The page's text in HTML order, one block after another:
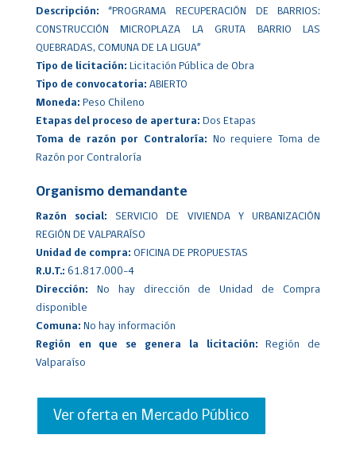
Descripción: “PROGRAMA RECUPERACIÓN DE BARRIOS:
CONSTRUCCIÓN MICROPLAZA LA GRUTA BARRIO LAS
QUEBRADAS, COMUNA DE LA LIGUA”
Tipo de licitación: Licitación Pública de Obra
Tipo de convocatoria: ABIERTO
Moneda: Peso Chileno
Etapas del proceso de apertura: Dos Etapas
Toma de razón por Contraloría: No requiere Toma de
Razón por Contraloría
Organismo demandante
Razón social: SERVICIO DE VIVIENDA Y URBANIZACIÓN
REGIÓN DE VALPARAÍSO
Unidad de compra: OFICINA DE PROPUESTAS
R.U.T.: 61.817.000-4
Dirección: No hay dirección de Unidad de Compra
disponible
Comuna: No hay información
Región en que se genera la licitación: Región de
Valparaíso
Ver oferta en Mercado Público